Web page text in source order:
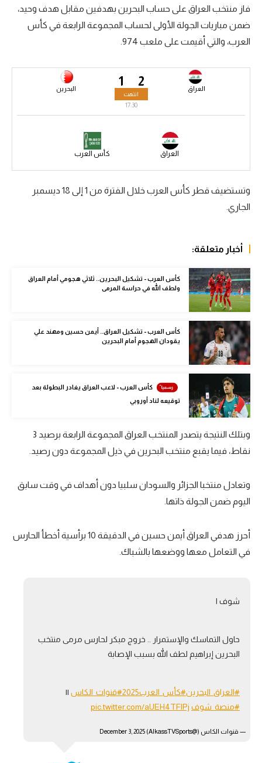
أقسام
الكرة المصرية
الدوري المصري
الكرة الأوروبية
الكرة الإفريقية
منتخب مصر
الدوري الإسباني
دوري أبطال أوروبا
رياضات أخرى
أمم إفريقيا
كرة السلة الأمريكية
كرة سلة
كرة يد
كرة طائرة
الوطن العربي
أمريكا
أقسام خاصة
ميركاتو
تقرير في الجول
حكايات في الجول
كويز في الجول
فيديو في الجول
فاز منتخب العراق على حساب البحرين بهدفين مقابل هدف وحيد،
ضمن مباريات الجولة الأولى لحساب المجموعة الرابعة في كأس
العرب، والتي أقيمت على ملعب 974
2 العراق 1 البحرين
انتهت
17:30
العراق كأس العرب
وتستضيف قطر كأس العرب خلال الفترة من 1 إلى 18 ديسمبر
الجاري.
أخبار متعلقة:
كأس العرب - تشكيل البحرين.. ثلاثي هجومي أمام العراق
ولطف الله في حراسة المرمى
كأس العرب - تشكيل العراق.. أيمن حسين ومهند علي
يقودان الهجوم أمام البحرين
كأس العرب - لاعب العراق يغادر البطولة بعد
توقيعه لناد أوروبي
وبتلك النتيجة يتصدر المنتخب العراق المجموعة الرابعة برصيد 3
نقاط، فيما يقبع منتخب البحرين في ذيل المجموعة دون رصيد.
وتعادل منتخبا الجزائر والسودان سلبيا دون أهداف في وقت سابق
اليوم ضمن الجولة ذاتها.
أحرز هدفي العراق أيمن حسين في الدقيقة 10 برأسية أخطأ الحارس
في التعامل معها ووضعها بالشباك.
شوف ا
حاول التماسك والإستمرار .. خروج مبكر لحارس مرمى منتخب
البحرين إبراهيم لطف الله بسبب الإصابة
#العراق_البحرين#كأس_العرب2025 #قنوات_الكاس ||
#منصة_شوف pic.twitter.com/aUEH4TFlPj
— قنوات الكاس (@AlkassTVSports) December 3, 2025